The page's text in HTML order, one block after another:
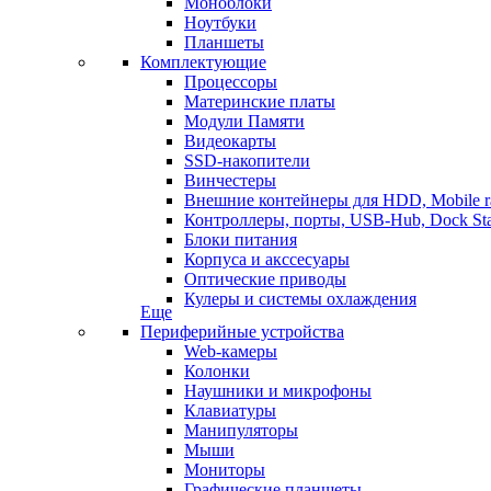
Ноутбуки
Планшеты
Комплектующие
Процессоры
Материнские платы
Модули Памяти
Видеокарты
SSD-накопители
Винчестеры
Внешние контейнеры для HDD, Mobile
Контроллеры, порты, USB-Hub, Dock
Блоки питания
Корпуса и акссесуары
Оптические приводы
Кулеры и системы охлаждения
Еще
Периферийные устройства
Web-камеры
Колонки
Наушники и микрофоны
Клавиатуры
Манипуляторы
Мыши
Мониторы